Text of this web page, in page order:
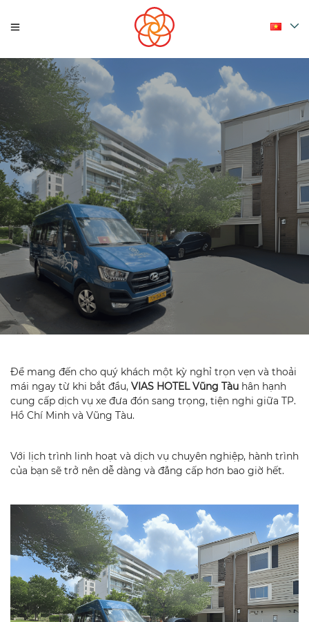
Để mang đến cho quý khách một kỳ nghỉ trọn vẹn và thoải
mái ngay từ khi bắt đầu, VIAS HOTEL Vũng Tàu hân hạnh
cung cấp dịch vụ xe đưa đón sang trọng, tiện nghi giữa TP.
Hồ Chí Minh và Vũng Tàu.
Với lịch trình linh hoạt và dịch vụ chuyên nghiệp, hành trình
của bạn sẽ trở nên dễ dàng và đẳng cấp hơn bao giờ hết.